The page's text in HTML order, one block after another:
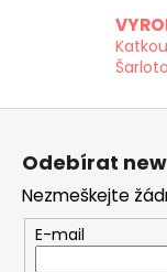
Odebírat
Nezmeškejte
E-mail